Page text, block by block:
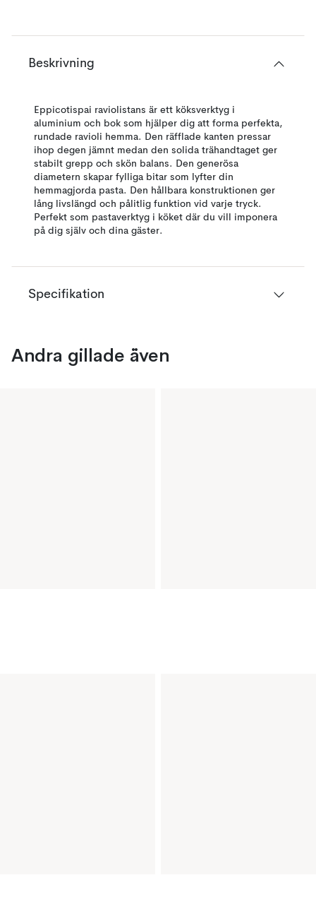
Beskrivning
Eppicotispai raviolistans är ett köksverktyg i
aluminium och bok som hjälper dig att forma perfekta,
rundade ravioli hemma. Den räfflade kanten pressar
ihop degen jämnt medan den solida trähandtaget ger
stabilt grepp och skön balans. Den generösa
diametern skapar fylliga bitar som lyfter din
hemmagjorda pasta. Den hållbara konstruktionen ger
lång livslängd och pålitlig funktion vid varje tryck.
Perfekt som pastaverktyg i köket där du vill imponera
på dig själv och dina gäster.
Specifikation
Andra gillade även